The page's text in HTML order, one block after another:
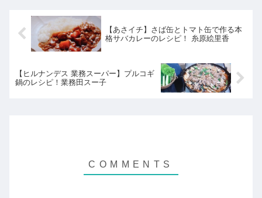
【あさイチ】さば缶とトマト缶で作る本
格サバカレーのレシピ！ 糸原絵里香
【ヒルナンデス 業務スーパー】プルコギ
鍋のレシピ！業務田スー子